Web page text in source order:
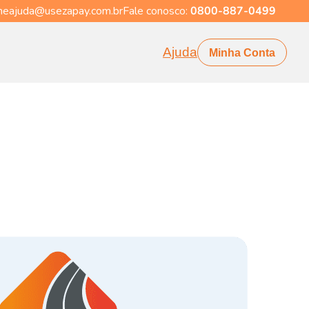
Fale conosco: 0800-887-0499
Ajuda Minha Conta